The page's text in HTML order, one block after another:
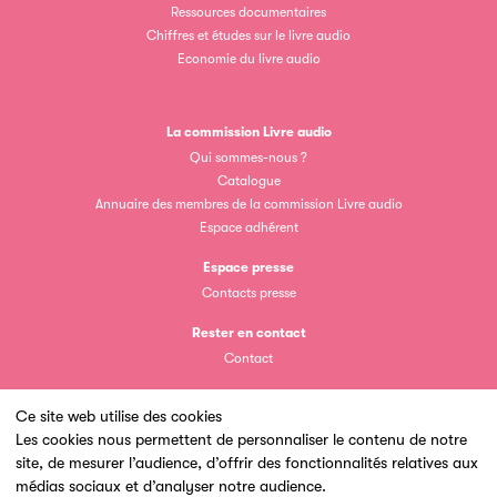
Ce site web utilise des cookies
Les cookies nous permettent de personnaliser le contenu de notre
site, de mesurer l’audience, d’offrir des fonctionnalités relatives aux
médias sociaux et d’analyser notre audience.
Ressources documentaires
Chiffres et études sur le livre audio
Economie du livre audio
La commission Livre audio
Qui sommes-nous ?
Catalogue
Annuaire des membres de la commission Livre audio
Espace adhérent
Espace presse
Contacts presse
Rester en contact
Contact
Un site du
Clic.EDIt, pour faciliter les échanges informatisés entre
Les petits champions de la lecture
Le jeu de lecture à voix haute gratuit et ouvert à tous les